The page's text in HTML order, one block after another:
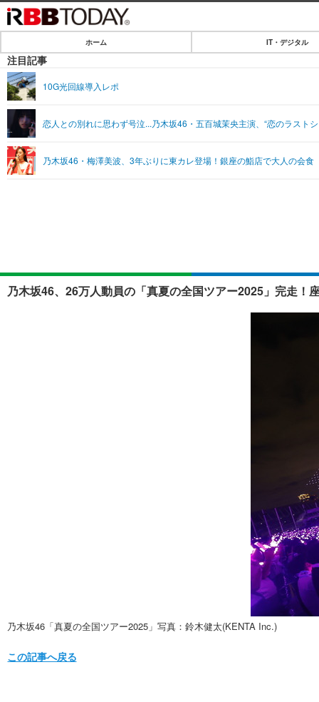
IT・デジタル
ショッピング
SPEED TEST
エンタメ
エンタメTOP
ショッピング
ライフ
ホーム IT・デジタル
注目記事
10G光回線導入レポ
恋人との別れに思わず号泣...乃木坂46・五百城茉央主演、“恋のラスト
乃木坂46・梅澤美波、3年ぶりに東カレ登場！銀座の鮨店で大人の会食
乃木坂46、26万人動員の「真夏の全国ツアー2025」完走！
乃木坂46「真夏の全国ツアー2025」写真：鈴木健太(KENTA Inc.)
この記事へ戻る